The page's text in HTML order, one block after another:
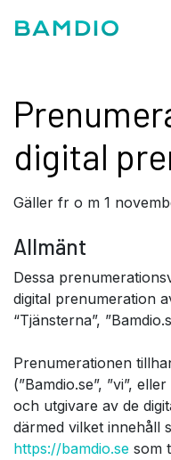
digital
Gäller fr o m 1
Allmänt
Dessa
digital prenumeration
“Tjänsterna”,
Prenumerationen
(”Bamdio.se”, ”vi”,
och utgivare av de
därmed vilket innehåll
https://bamdio.se som